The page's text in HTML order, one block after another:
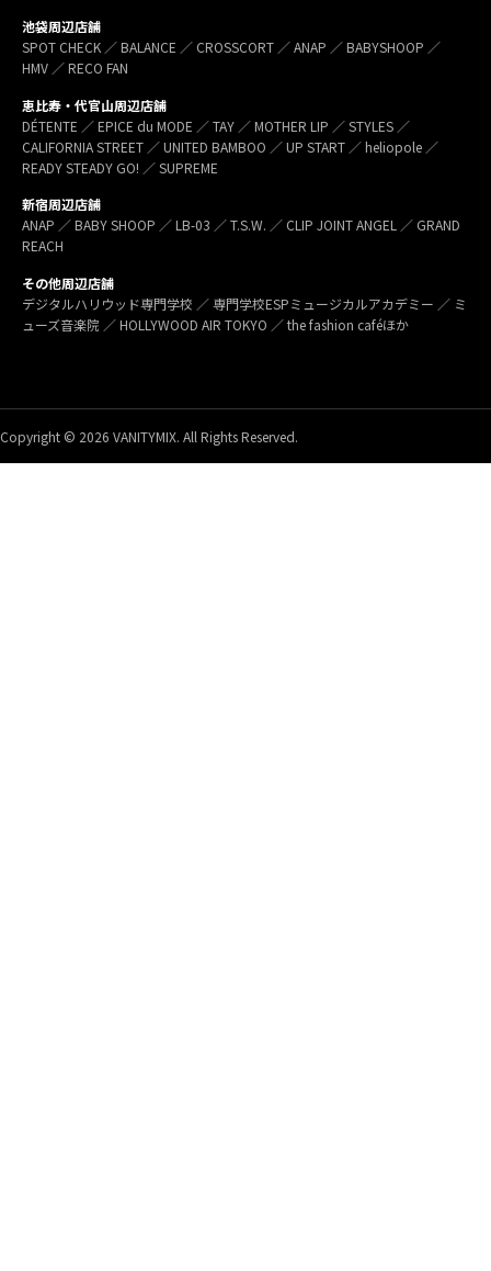
池袋周辺店舗
SPOT CHECK ／ BALANCE ／ CROSSCORT ／ ANAP ／ BABYSHOOP ／
HMV ／ RECO FAN
恵比寿・代官山周辺店舗
DÉTENTE ／ EPICE du MODE ／ TAY ／ MOTHER LIP ／ STYLES ／
CALIFORNIA STREET ／ UNITED BAMBOO ／ UP START ／ heliopole ／
READY STEADY GO! ／ SUPREME
新宿周辺店舗
ANAP ／ BABY SHOOP ／ LB-03 ／ T.S.W. ／ CLIP JOINT ANGEL ／ GRAND
REACH
その他周辺店舗
デジタルハリウッド専門学校 ／ 専門学校ESPミュージカルアカデミー ／ ミ
ューズ音楽院 ／ HOLLYWOOD AIR TOKYO ／ the fashion caféほか
Copyright © 2026 VANITYMIX. All Rights Reserved.